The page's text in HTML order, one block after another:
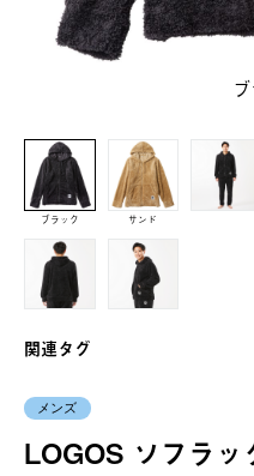
ブラック サンド
関連タグ
メンズ
LOGOS ソフラ